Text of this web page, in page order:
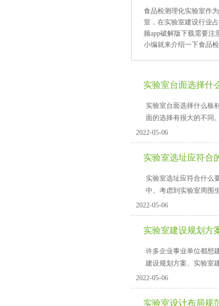
食品检测理化实验室作
室，在实验室建设行业占
频app破解版下载需要注
小编就来介绍一下食品
实验室台面选择什
实验室台面选择什么板
面的选择有很大的不同
2022-05-06
实验室选址应符合
实验室选址应符合什么要
中。考虑到实验室周
2022-05-06
实验室建设规划方
许多企业事业单位都想建
建设规划方案、实验室建
2022-05-06
实验室设计布局规